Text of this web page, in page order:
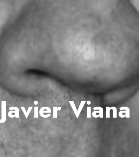
Javier Viana